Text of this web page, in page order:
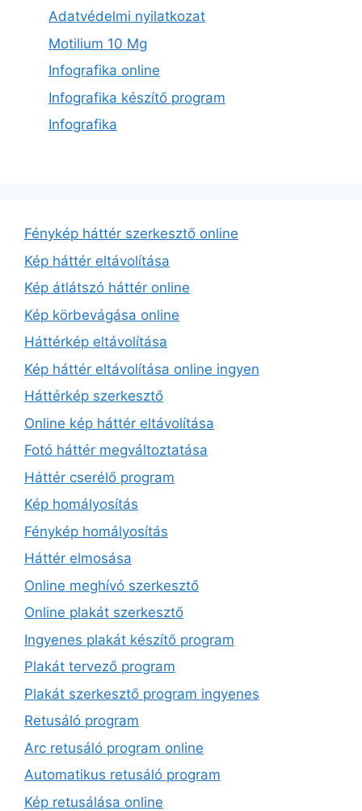
Adatvédelmi nyilatkozat
Motilium 10 Mg
Infografika online
Infografika készítő program
Infografika
Fénykép háttér szerkesztő online
Kép háttér eltávolítása
Kép átlátszó háttér online
Kép körbevágása online
Háttérkép eltávolítása
Kép háttér eltávolítása online ingyen
Háttérkép szerkesztő
Online kép háttér eltávolítása
Fotó háttér megváltoztatása
Háttér cserélő program
Kép homályosítás
Fénykép homályosítás
Háttér elmosása
Online meghívó szerkesztő
Online plakát szerkesztő
Ingyenes plakát készítő program
Plakát tervező program
Plakát szerkesztő program ingyenes
Retusáló program
Arc retusáló program online
Automatikus retusáló program
Kép retusálása online